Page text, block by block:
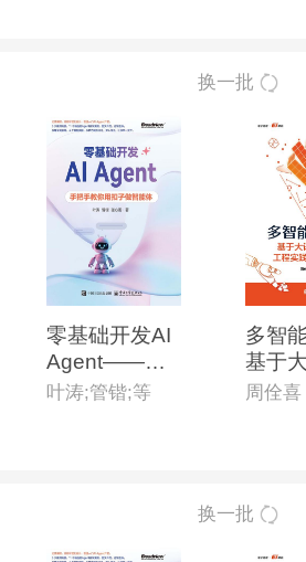
换一批
零基础开发AI
Agent——手
把手教你用扣
叶涛;管锴;等
多智
基于
型的
周佺喜
换一批